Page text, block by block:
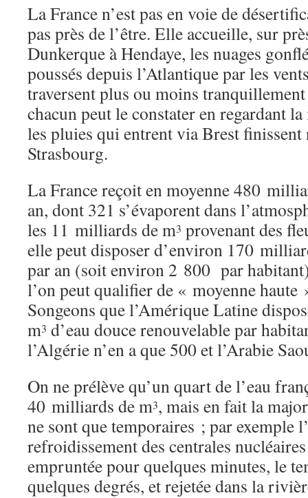
La France n’est pas en voie de
pas près de l’être. Elle accueille, sur
Dunkerque à Hendaye, les nuages
poussés depuis l’Atlantique par les
traversent plus ou moins
chacun peut le constater en regardant
les pluies qui entrent via Brest finissent
Strasbourg.
La France reçoit en moyenne 480
an, dont 321 s’évaporent dans
les 11 milliards de m3 provenant des
elle peut disposer d’environ 170
par an (soit environ 2 800 par
l’on peut qualifier de « moyenne haute
Songeons que l’Amérique Latine
m3 d’eau douce renouvelable par
l’Algérie n’en a que 500 et l’Arabie
On ne prélève qu’un quart de l’eau
40 milliards de m3, mais en fait la
ne sont que temporaires ; par exemple
refroidissement des centrales
empruntée pour quelques minutes, le
quelques degrés, et rejetée dans la